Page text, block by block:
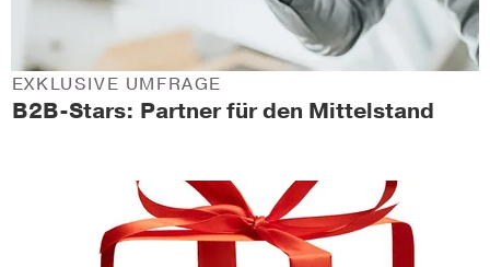
B2B-Stars: Partner für den Mittelstand
EXKLUSIVE UMFRAGE